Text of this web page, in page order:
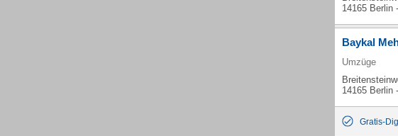
14165 Berlin
Baykal
Umzüge
14165 Berlin
Gratis-